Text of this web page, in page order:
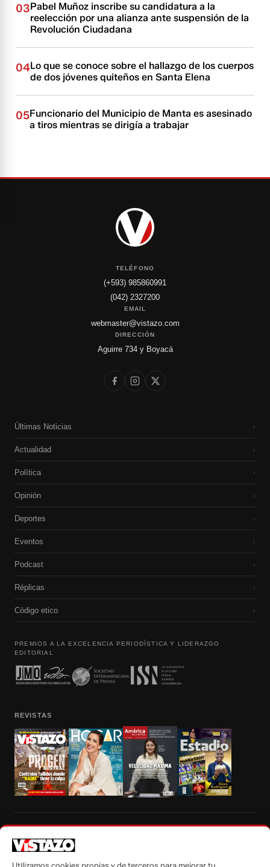
03Pabel Muñoz inscribe su candidatura a la
reelección por una alianza ante suspensión de la
Revolución Ciudadana
04Lo que se conoce sobre el hallazgo de los cuerpos
de dos jóvenes quiteños en Santa Elena
05Funcionario del Municipio de Manta es asesinado
a tiros mientras se dirigía a trabajar
TELÉFONO
(+593) 985860991
(042) 2327200
EMAIL
webmaster@vistazo.com
DIRECCIÓN
Aguirre 734 y Boyacá
Últimas Noticias ›
Actualidad ›
Política ›
Opinión ›
Deportes ›
Eventos ›
Podcast ›
Réplicas ›
Código etico ›
PREMIOS A LA EXCELENCIA PERIODÍSTICA Y LIDERAZGO
EDITORIAL
REVISTAS
autorización escrita de su titular, de todos los contenidos de Vistazo.com.